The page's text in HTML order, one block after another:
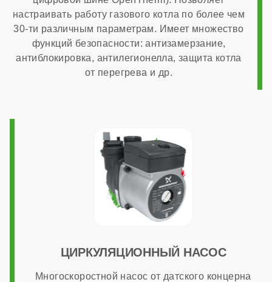
нет
ОБЩАЯ ИНФОРМАЦИЯ
1:3
Максимальный расход природного газа
Страна производства
настраивать работу газового котла по более чем
30-ти различным параметрам. Имеет множество
функций безопасности: антизамерзание,
антиблокировка, антилегионелла, защита котла
от перегрева и др.
ЦИРКУЛЯЦИОННЫЙ НАСОС
Многоскоростной насос от датского концерна